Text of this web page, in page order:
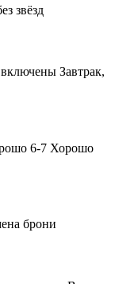
звёзд
включены Завтрак,
6-7 Хорошо
брони